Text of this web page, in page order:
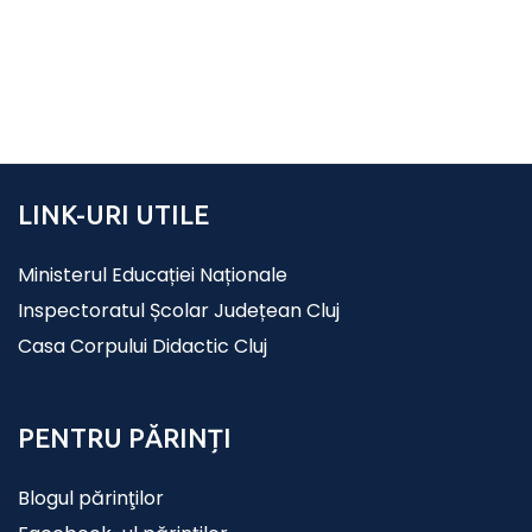
LINK-URI UTILE
Ministerul Educației Naționale
Inspectoratul Școlar Județean Cluj
Casa Corpului Didactic Cluj
PENTRU PĂRINȚI
Blogul părinţilor